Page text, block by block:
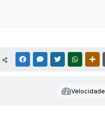
FACEBOOKMESSENGER
TWITTER